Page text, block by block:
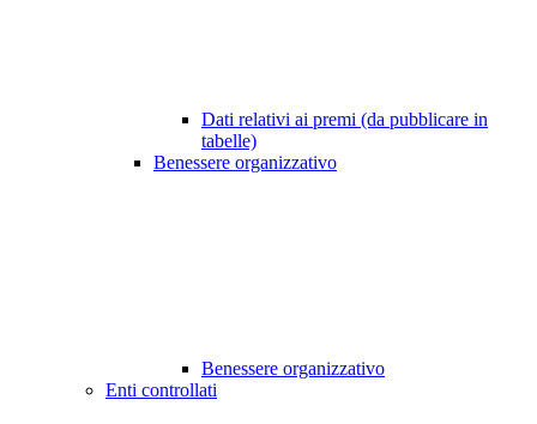
Dati relativi ai premi (da pubblicare in
tabelle)
Benessere organizzativo
Benessere organizzativo
Enti controllati